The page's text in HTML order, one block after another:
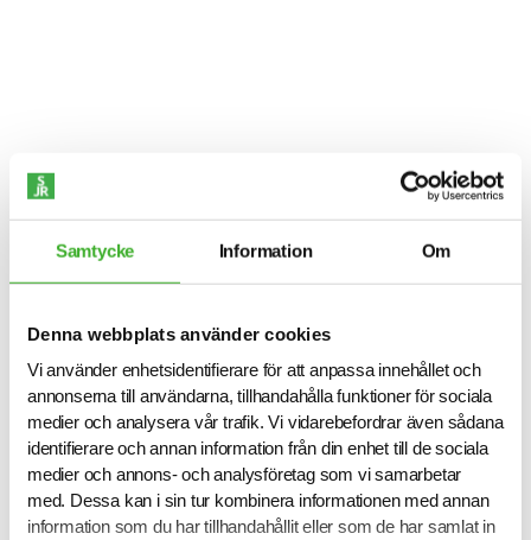
Samtycke Information Om
Denna webbplats använder cookies
Vi använder enhetsidentifierare för att anpassa innehållet och
annonserna till användarna, tillhandahålla funktioner för sociala
medier och analysera vår trafik. Vi vidarebefordrar även sådana
identifierare och annan information från din enhet till de sociala
medier och annons- och analysföretag som vi samarbetar
med. Dessa kan i sin tur kombinera informationen med annan
information som du har tillhandahållit eller som de har samlat in